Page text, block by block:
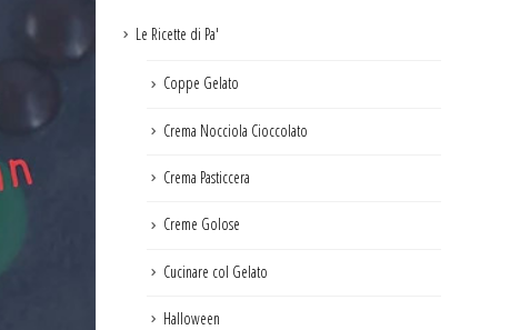
Le Ricette di Pa'
Coppe Gelato
Crema Nocciola Cioccolato
Crema Pasticcera
Creme Golose
Cucinare col Gelato
Halloween